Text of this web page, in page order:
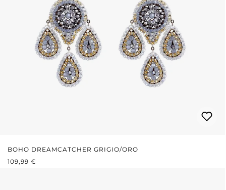
BOHO DREAMCATCHER GRIGIO/ORO
PREZZO NORMALE:
109,99 €